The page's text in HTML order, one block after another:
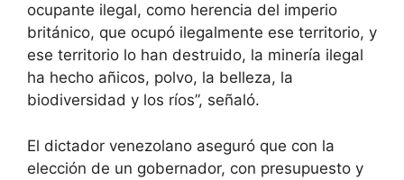
ocupante ilegal, como herencia del imperio
británico, que ocupó ilegalmente ese territorio, y
ese territorio lo han destruido, la minería ilegal
ha hecho añicos, polvo, la belleza, la
biodiversidad y los ríos”, señaló.
El dictador venezolano aseguró que con la
elección de un gobernador, con presupuesto y